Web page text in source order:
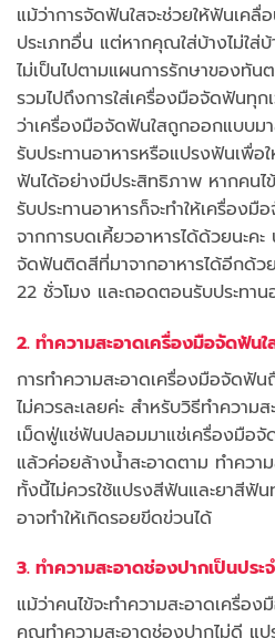
แม้ว่าการจัดฟันใสจะช่วยให้ฟันเคลื่
ประเภทอื่น แต่หากคุณใส่บ้างไม่ใส่
ไม่เป็นไปตามแผนการรักษาของทั
รวมไปถึงการใส่เครื่องมือจัดฟันทุก
ว่าเครื่องมือจัดฟันใสถูกออกแบบมา
รับประทานอาหารหรือแปรงฟันเพื่อ
ฟันได้อย่างมีประสิทธิภาพ หากคน
รับประทานอาหารก็จะทำให้เครื่อง
จากการบดเคี้ยวอาหารได้ด้วยนะค
จัดฟันติดสีที่มาจากอาหารได้อีกด้ว
22 ชั่วโมง และถอดตอนรับประทาน
2. ทำความสะอาดเครื่องมือจัดฟันใ
การทำความสะอาดเครื่องมือจัดฟั
ไม่ควรละเลยค่ะ สำหรับวิธีทำควา
เม็ดฟู่แช่ฟันปลอมมาแช่เครื่องมือจั
แล้วค่อยล้างน้ำสะอาดตาม ทำควา
ทั้งนี้ไม่ควรใช้แปรงสีฟันและยาสีฟัน
อาจทำให้เกิดรอยขีดข่วนได้
3. ทำความสะอาดช่องปากเป็นประ
แม้ว่าคนไข้จะทำความสะอาดเครื่อ